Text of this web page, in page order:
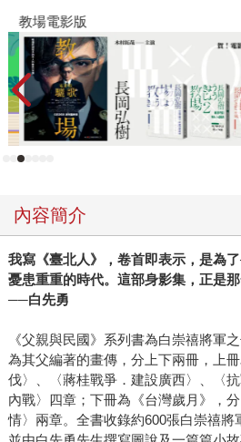
書」獲獎作品中，佔出版大宗的文
經企管類、兩本社會科學類、兩本
類、人文歷史類和語言類各一本，
人本生活的重量級好書愈來愈多。
理由 三采文化發行人張輝明 關鍵物
繁盛共生；慷慨付出的成員，著眼
同業競爭心防化為互助共濟的活力
翼此刻苦戰無期的創作青年，建立
育圖文人才庫，服務於公共性。專
前看一步，多回應周遭沉默呼求，
可成，果實也非獨享，但今日已成
作家風雲人物獲獎理由 知名作家小
父母的角色，不是愛的身教者，而
抑關懷諒解，拿出業績目標，將生
的愛取代了愛，摧毀彼此人性的最
以卅餘年寫作壯闊長旅，無畏面對
諒，垂援繩於煉獄，迎凍餒以爐火
教場電影版
內容簡介
我寫《臺北人》，卷首即表示，是為
憂患重重的時代。這部身影集，正是那
──白先勇
《父親與民國》系列書為白崇禧將軍
為其父編著的畫傳，分上下兩冊，上
伐〉、〈蔣桂戰爭．建設廣西〉、〈
內戰〉四章；下冊為《台灣歲月》，
情〉兩章。全書收錄約600張白崇禧將